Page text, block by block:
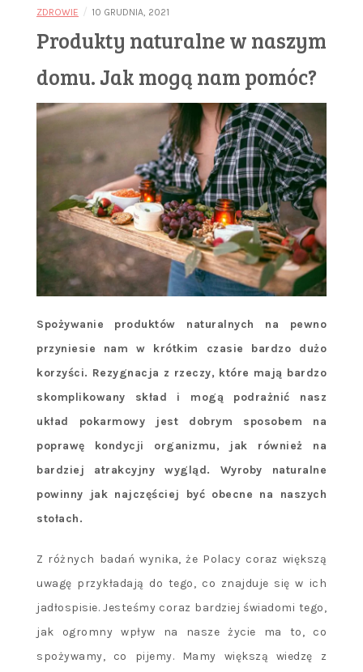
ZDROWIE / 10 GRUDNIA, 2021
Produkty naturalne w naszym
domu. Jak mogą nam pomóc?
Spożywanie produktów naturalnych na pewno
przyniesie nam w krótkim czasie bardzo dużo
korzyści. Rezygnacja z rzeczy, które mają bardzo
skomplikowany skład i mogą podrażnić nasz
układ pokarmowy jest dobrym sposobem na
poprawę kondycji organizmu, jak również na
bardziej atrakcyjny wygląd. Wyroby naturalne
powinny jak najczęściej być obecne na naszych
stołach.
Z różnych badań wynika, że Polacy coraz większą
uwagę przykładają do tego, co znajduje się w ich
jadłospisie. Jesteśmy coraz bardziej świadomi tego,
jak ogromny wpływ na nasze życie ma to, co
spożywamy, co pijemy. Mamy większą wiedzę z